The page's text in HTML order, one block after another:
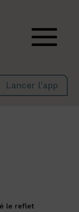
Lancer l'app
le reflet